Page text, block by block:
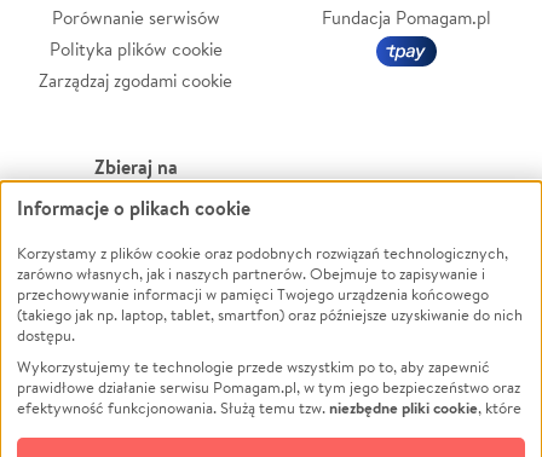
Porównanie serwisów
Polityka plików cookie
Zarządzaj zgodami cookie
Fundacja Pomagam.pl
Zbieraj na
Leczenie
Zwierzęta
Pożar
Ukraina
Pomoc Finansowa
Projekty
Pogrzeb
Powódź
Wichura
NGO
Edukacja
Podróż
Impreza
Informacje o plikach cookie
Korzystamy z plików cookie oraz podobnych rozwiązań technologicznych,
zarówno własnych, jak i naszych partnerów. Obejmuje to zapisywanie i
przechowywanie informacji w pamięci Twojego urządzenia końcowego
(takiego jak np. laptop, tablet, smartfon) oraz późniejsze uzyskiwanie do nich
dostępu.
Wykorzystujemy te technologie przede wszystkim po to, aby zapewnić
prawidłowe działanie serwisu Pomagam.pl, w tym jego bezpieczeństwo oraz
efektywność funkcjonowania. Służą temu tzw.niezbędne pliki cookie, które